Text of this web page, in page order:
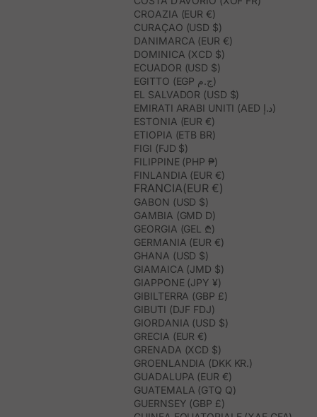
CROAZIA (EUR €)
CURAÇAO (USD $)
DANIMARCA (EUR €)
DOMINICA (XCD $)
ECUADOR (USD $)
EGITTO (EGP ج.م)
EL SALVADOR (USD $)
EMIRATI ARABI UNITI (AED د.إ)
ESTONIA (EUR €)
ETIOPIA (ETB BR)
FIGI (FJD $)
FILIPPINE (PHP ₱)
FINLANDIA (EUR €)
FRANCIA(EUR €)
GABON (USD $)
GAMBIA (GMD D)
GEORGIA (GEL ₾)
GERMANIA (EUR €)
GHANA (USD $)
GIAMAICA (JMD $)
GIAPPONE (JPY ¥)
GIBILTERRA (GBP £)
GIBUTI (DJF FDJ)
GIORDANIA (USD $)
GRECIA (EUR €)
GRENADA (XCD $)
GROENLANDIA (DKK KR.)
GUADALUPA (EUR €)
GUATEMALA (GTQ Q)
GUERNSEY (GBP £)